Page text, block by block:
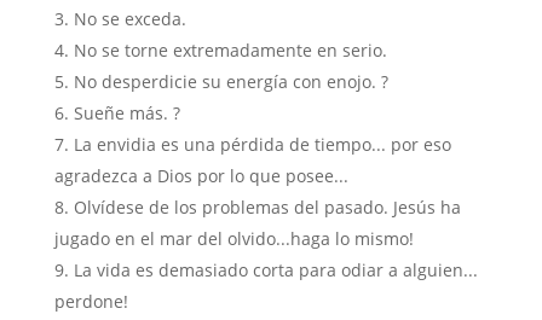
No se exceda.
No se torne extremadamente en serio.
No desperdicie su energía con enojo. ?
Sueñe más. ?
La envidia es una pérdida de tiempo... por eso
agradezca a Dios por lo que posee...
Olvídese de los problemas del pasado. Jesús ha
jugado en el mar del olvido...haga lo mismo!
La vida es demasiado corta para odiar a alguien...
perdone!